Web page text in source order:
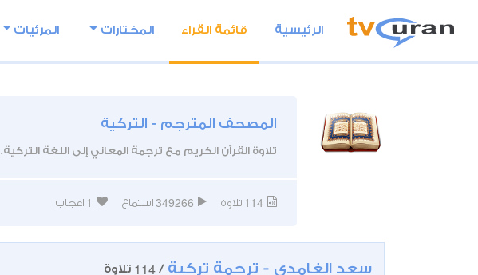
الرئيسية قائمة القراء المختارات المرئيات
المصحف المترجم - التركية
تلاوة القرآن الكريم مع ترجمة المعاني إلى اللغة التركية.
114 تلاوة 349266 استماع 1 اعجاب
سعد الغامدي - ترجمة تركية /
114 تلاوة